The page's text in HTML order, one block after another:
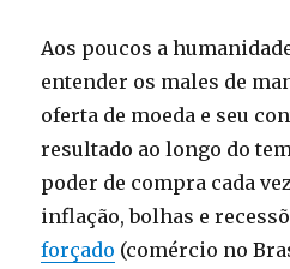
Aos poucos a
entender os males de
oferta de moeda e seu
resultado ao longo do
poder de compra cada
inflação, bolhas e
forçado (comércio no